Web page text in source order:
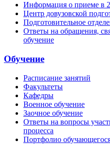
Информация о приеме в
Центр довузовской
Подготовительное
Ответы на обращения,
обучение
Обучение
Расписание занятий
Факультеты
Кафедры
Военное обучение
Заочное обучение
Ответы на вопросы
процесса
Портфолио